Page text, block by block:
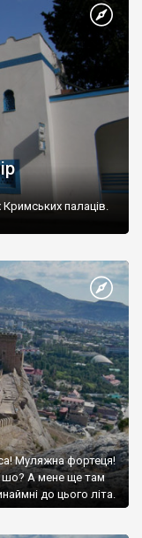
палаців.
Муляжна фортеця!
шо? А мене ще там
до цього літа.